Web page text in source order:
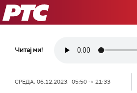
РТС
Читај ми!
СРЕДА, 06.12.2023, 05:50 -> 21:33